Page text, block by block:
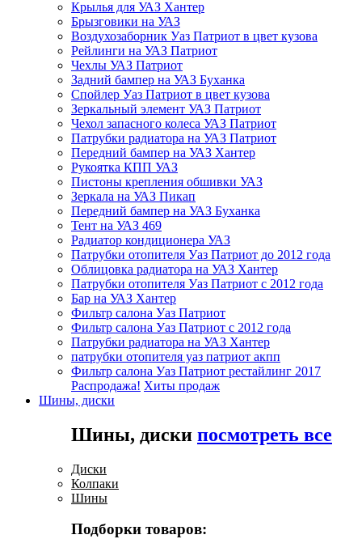
Крылья для УАЗ Хантер
Брызговики на УАЗ
Воздухозаборник Уаз Патриот в цвет кузова
Рейлинги на УАЗ Патриот
Чехлы УАЗ Патриот
Задний бампер на УАЗ Буханка
Спойлер Уаз Патриот в цвет кузова
Зеркальный элемент УАЗ Патриот
Чехол запасного колеса УАЗ Патриот
Патрубки радиатора на УАЗ Патриот
Передний бампер на УАЗ Хантер
Рукоятка КПП УАЗ
Пистоны крепления обшивки УАЗ
Зеркала на УАЗ Пикап
Передний бампер на УАЗ Буханка
Тент на УАЗ 469
Радиатор кондиционера УАЗ
Патрубки отопителя Уаз Патриот до 2012 года
Облицовка радиатора на УАЗ Хантер
Патрубки отопителя Уаз Патриот с 2012 года
Бар на УАЗ Хантер
Фильтр салона Уаз Патриот
Фильтр салона Уаз Патриот с 2012 года
Патрубки радиатора на УАЗ Хантер
патрубки отопителя уаз патриот акпп
Фильтр салона Уаз Патриот рестайлинг 2017
Распродажа! Хиты продаж
Шины, диски
Шины, диски посмотреть все
Диски
Колпаки
Шины
Подборки товаров: